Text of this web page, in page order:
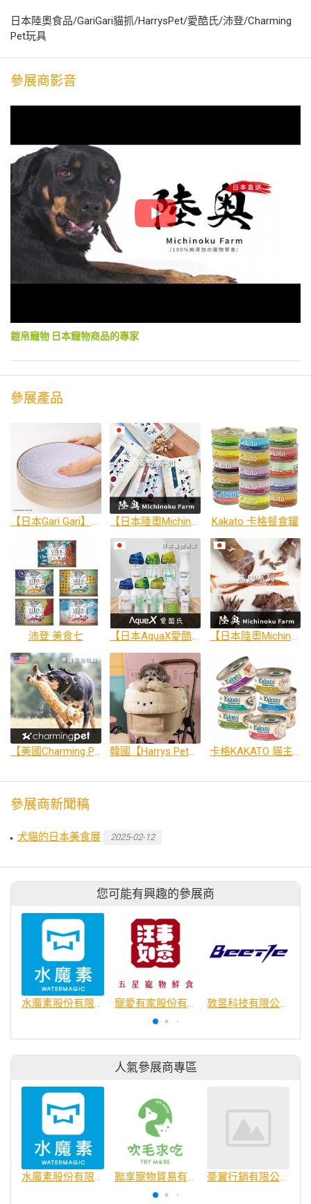
日本陸奧食品/GariGari貓抓/HarrysPet/愛酷氏/沛登/Charming
Pet玩具
參展商影音
鎧帛寵物 日本寵物商品的專家
參展產品
【日本Gari Gari】貓抓板 ◎展場價+第二件折100(可累計) 【日本陸奧Michinoku Farm】凍乾 ◎展場價+買5送1 Kakato 卡格餐食罐
沛登 美食七 【日本AquaX愛酷氏】寵物清潔 ◎單瓶享優惠+超值組合套組 【日本陸奧Michinoku Farm】馬肉食品 ◎展場價+買5送1
【美國Charming Pet 玩具】◎展場價 再享3件9折/6件8折 韓國【Harrys Pet】 推車床墊 卡格KAKATO 貓主食罐
參展商新聞稿
犬貓的日本美食展 2025-02-12
您可能有興趣的參展商
水魔素股份有限公司 寵愛有家股份有限公司 敦昱科技有限公司
人氣參展商專區